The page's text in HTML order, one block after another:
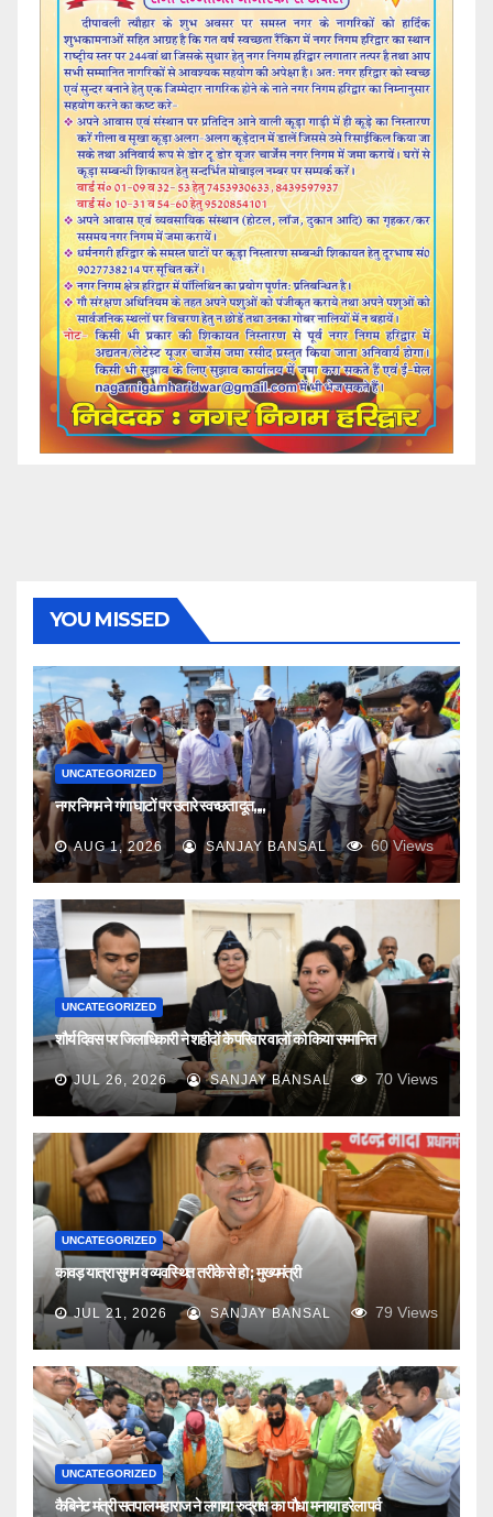
YOU MISSED
UNCATEGORIZED
नगर निगम ने गंगा घाटों पर उतारे स्वच्छता दूत,,,,
AUG 1, 2026 SANJAY BANSAL 60Views
UNCATEGORIZED
शौर्य दिवस पर जिलाधिकारी ने शहीदों के परिवार वालों को किया सम्मानित
JUL 26, 2026 SANJAY BANSAL 70 Views
UNCATEGORIZED
कावड़ यात्रा सुगम व व्यवस्थित तरीके से हो ; मुख्यमंत्री
JUL 21, 2026 SANJAY BANSAL 79 Views
UNCATEGORIZED
कैबिनेट मंत्री सतपाल महाराज ने लगाया रुद्राक्ष का पौधा मनाया हरेला पर्व